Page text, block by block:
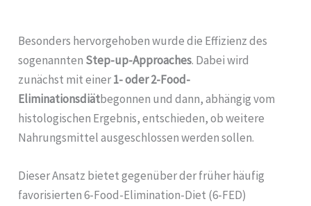
Besonders hervorgehoben wurde die Effizienz des
sogenannten Step-up-Approaches. Dabei wird
zunächst mit einer1- oder 2-Food-
Eliminationsdiätbegonnen und dann, abhängig vom
histologischen Ergebnis, entschieden, ob weitere
Nahrungsmittel ausgeschlossen werden sollen.
Dieser Ansatz bietet gegenüber der früher häufig
favorisierten 6-Food-Elimination-Diet (6-FED)